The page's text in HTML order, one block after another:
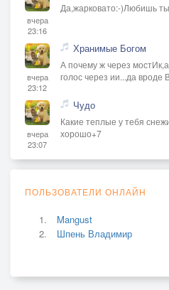
вчера
23:16
Да,жарковато:-)Любишь ты
вчера
23:12
Хранимые Богом
А почему ж через
голос через ии...да
вчера
23:07
Чудо
Какие теплые у тебя
хорошо+7
ПОЛЬЗОВАТЕЛИ ОНЛАЙН
Mangust
Шпень Владимир